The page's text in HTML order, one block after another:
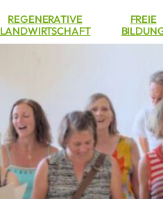
REGENERATIVE
LANDWIRTSCHAFT
FREIE